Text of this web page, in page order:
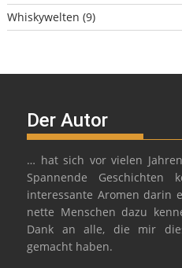
Whiskywelten (9)
Der Autor
… hat sich vor vielen
Spannende Geschichten
interessante Aromen darin
nette Menschen dazu
Dank an alle, die mir
gemacht haben.